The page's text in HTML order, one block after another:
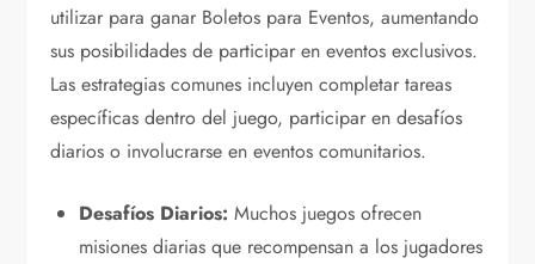
utilizar para ganar Boletos para Eventos, aumentando
sus posibilidades de participar en eventos exclusivos.
Las estrategias comunes incluyen completar tareas
específicas dentro del juego, participar en desafíos
diarios o involucrarse en eventos comunitarios.
Desafíos Diarios: Muchos juegos ofrecen
misiones diarias que recompensan a los jugadores